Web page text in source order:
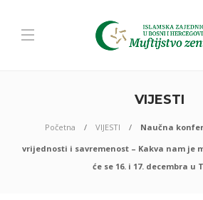
VIJESTI
Početna VIJESTI
Naučna
vrijednosti i savremenost – Kakva nam je
će se 16. i 17. decembra u